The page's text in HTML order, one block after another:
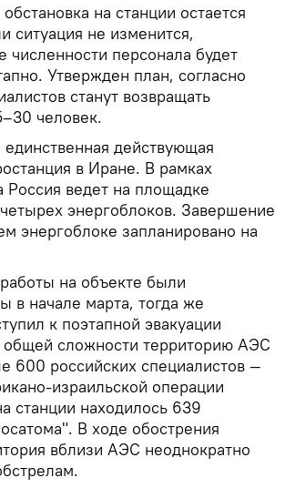
на станции остается
ситуация не изменится,
численности персонала будет
Утвержден план, согласно
станут возвращать
человек.
действующая
в Иране. В рамках
Россия ведет на площадке
энергоблоков. Завершение
энергоблоке запланировано на
на объекте были
в начале марта, тогда же
к поэтапной эвакуации
общей сложности территорию АЭС
600 российских специалистов —
операции
станции находилось 639
В ходе обострения
вблизи АЭС неоднократно